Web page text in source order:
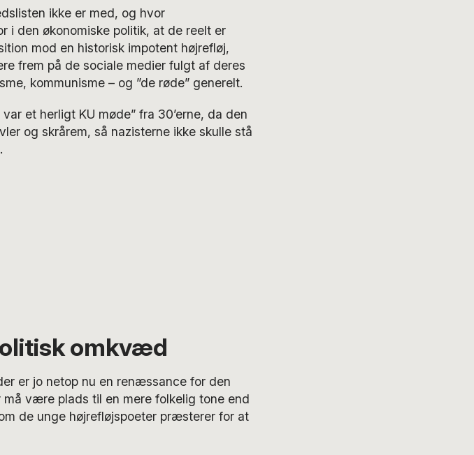
ikke er med, og hvor
i den økonomiske politik, at de reelt er
mod en historisk impotent højrefløj,
frem på de sociale medier fulgt af deres
kommunisme – og ”de røde” generelt.
et herligt KU møde” fra 30’erne, da den
og skrårem, så nazisterne ikke skulle stå
omkvæd
er jo netop nu en renæssance for den
være plads til en mere folkelig tone end
de unge højrefløjspoeter præsterer for at